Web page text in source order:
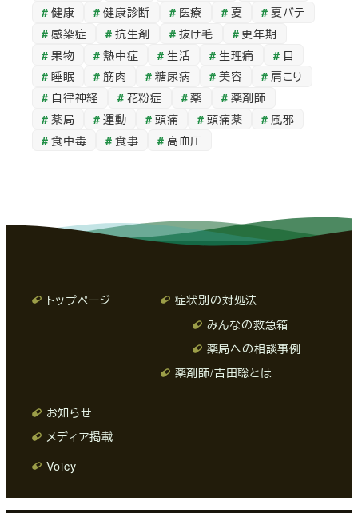
健康
健康診断 医療 夏
夏バテ
感染症
抗生剤 抜け毛
更年期
果物
熱中症 生活 生理痛
目
睡眠
筋肉 糖尿病 美容
肩こり
自律神経
花粉症 薬
薬剤師
薬局
運動 頭痛 頭痛薬
風邪
食中毒
食事 高血圧
トップページ
症状別の対処法
みんなの救急箱
薬局への相談事例
薬剤師/吉田聡とは
お知らせ
メディア掲載
Voicy